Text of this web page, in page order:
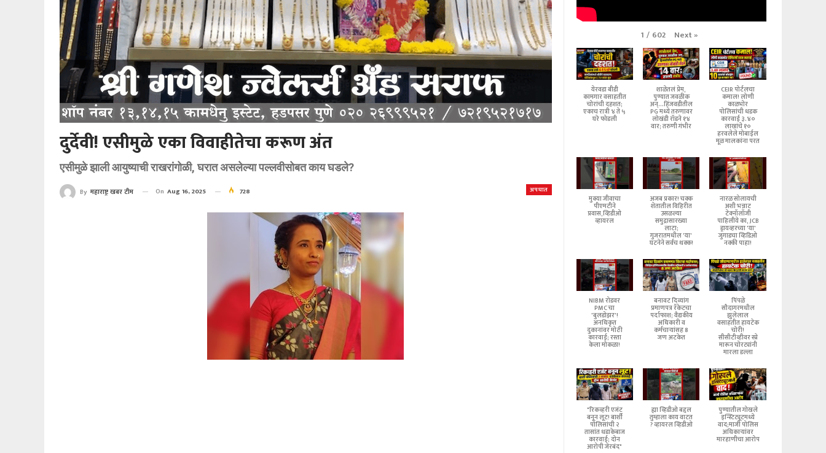
दुर्देवी! एसीमुळे एका विवाहीतेचा करूण अंत
एसीमुळे झाली आयुष्याची राखरांगोळी, घरात असलेल्या पल्लवीसोबत काय घडले?
अपघात
By महाराष्ट्र खबर टीम On Aug 16, 2025 728
1 / 602 Next»
येरवडा बीडी
कामगार वसाहतीत
चोरांची दहशत;
एकाच रात्री ४ ते ५
घरे फोडली
शाळेतलं प्रेम,
पुण्यात जवळीक
अन्...हिंजवडीतील
PG मध्ये तरुणावर
लोखंडी रॉडने १४
वार; तरुणी गंभीर
CEIR पोर्टलचा
कमाल! लोणी
काळभोर
पोलिसांची धडक
कारवाई ३.४०
लाखांचे १०
हरवलेले मोबाईल
मूळ मालकांना परत
मुक्या जीवाचा
पीएमटीने
प्रवास,व्हिडीओ
व्हायरल
अजब प्रकार! चक्क
शेतातील विहिरीत
उसळल्या
समुद्रासारख्या
लाटा;
गुजरातमधील 'या'
घटनेने सर्वच थक्क!
नारळ सोलायची
अशी भन्नाट
टेक्नॉलॉजी
पाहिलीये का, JCB
ड्रायव्हरच्या 'या'
जुगाडचा व्हिडिओ
नक्की पाहा!
NIBM रोडवर
PMC चा
'बुलडोझर'!
अनधिकृत
दुकानांवर मोठी
कारवाई; रस्ता
केला मोकळा!
बनावट दिव्यांग
प्रमाणपत्र रॅकेटचा
पर्दाफाश; वैद्यकीय
अधिकारी व
कर्मचाऱ्यांसह 8
जण अटकेत
पिंपळे
सौदागरमधील
झुलेलाल
वसाहतीत हायटेक
चोरी!
सीसीटीव्हीवर स्प्रे
मारून चोरट्यांनी
मारला डल्ला
"रिकव्हरी एजंट
बनून लूट! बार्शी
पोलिसांची २
तासांत धडाकेबाज
कारवाई; दोन
आरोपी जेरबंद"
ह्या व्हिडीओ बद्दल
तुम्हाला काय वाटत
? व्हायरल व्हिडीओ
पुण्यातील गोखले
इन्स्टिट्यूटमध्ये
वाद;माजी पोलिस
अधिकाऱ्यांवर
मारहाणीचा आरोप